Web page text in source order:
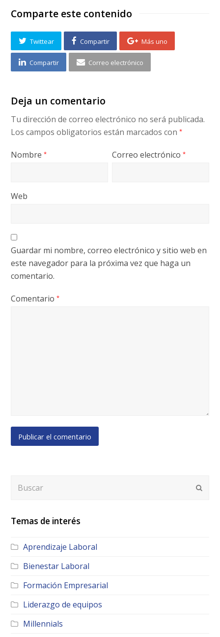
Comparte este contenido
Twittear Compartir Más uno
Compartir Correo electrónico
Deja un comentario
Tu dirección de correo electrónico no será publicada.
Los campos obligatorios están marcados con*
Nombre* Correo electrónico*
Web
Guardar mi nombre, correo electrónico y sitio web en
este navegador para la próxima vez que haga un
comentario.
Comentario*
Temas de interés
Aprendizaje Laboral
Bienestar Laboral
Formación Empresarial
Liderazgo de equipos
Millennials